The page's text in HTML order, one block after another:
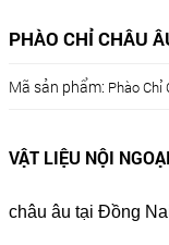
PHÀO CHỈ CHÂU
Mã sản phẩm: Phào Chỉ
VẬT LIỆU NỘI
châu âu tại Đồng